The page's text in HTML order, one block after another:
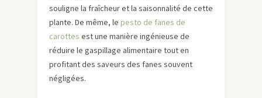
souligne la fraîcheur et la saisonnalité de cette
plante. De même, le pesto de fanes de
carottes est une manière ingénieuse de
réduire le gaspillage alimentaire tout en
profitant des saveurs des fanes souvent
négligées.